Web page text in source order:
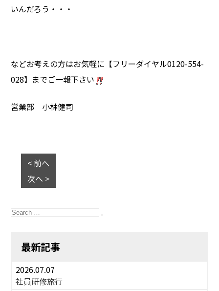
いんだろう・・・
などお考えの方はお気軽に【フリーダイヤル0120-554-
028】までご一報下さい
営業部 小林健司
< 前へ
次へ >
Search
for:
最新記事
2026.07.07
社員研修旅行